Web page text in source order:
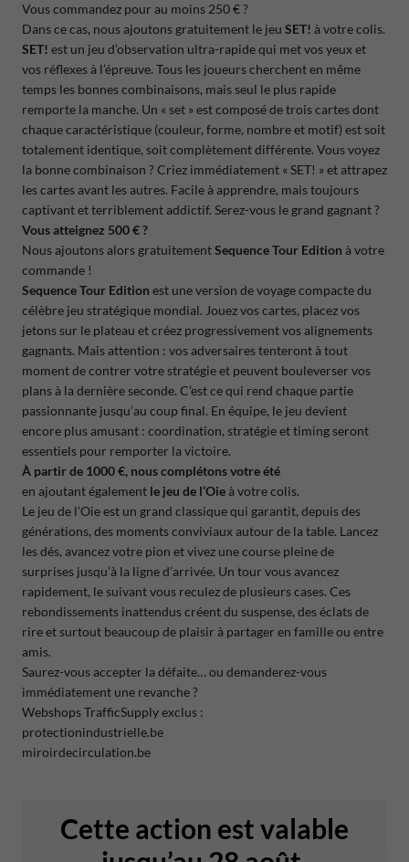
Vous commandez pour au moins 250 € ?
Dans ce cas, nous ajoutons gratuitement le jeu SET! à votre colis.
SET! est un jeu d’observation ultra-rapide qui met vos yeux et
vos réflexes à l’épreuve. Tous les joueurs cherchent en même
temps les bonnes combinaisons, mais seul le plus rapide
remporte la manche. Un « set » est composé de trois cartes dont
chaque caractéristique (couleur, forme, nombre et motif) est soit
totalement identique, soit complètement différente. Vous voyez
la bonne combinaison ? Criez immédiatement « SET! » et attrapez
les cartes avant les autres. Facile à apprendre, mais toujours
captivant et terriblement addictif. Serez-vous le grand gagnant ?
Vous atteignez 500 € ?
Nous ajoutons alors gratuitementSequence Tour Edition à votre
commande !
Sequence Tour Edition est une version de voyage compacte du
célèbre jeu stratégique mondial. Jouez vos cartes, placez vos
jetons sur le plateau et créez progressivement vos alignements
gagnants. Mais attention : vos adversaires tenteront à tout
moment de contrer votre stratégie et peuvent bouleverser vos
plans à la dernière seconde. C’est ce qui rend chaque partie
passionnante jusqu’au coup final. En équipe, le jeu devient
encore plus amusant : coordination, stratégie et timing seront
essentiels pour remporter la victoire.
À partir de 1000 €, nous complétons votre été
en ajoutant également le jeu de l’Oieà votre colis.
Le jeu de l’Oie est un grand classique qui garantit, depuis des
générations, des moments conviviaux autour de la table. Lancez
les dés, avancez votre pion et vivez une course pleine de
surprises jusqu’à la ligne d’arrivée. Un tour vous avancez
rapidement, le suivant vous reculez de plusieurs cases. Ces
rebondissements inattendus créent du suspense, des éclats de
rire et surtout beaucoup de plaisir à partager en famille ou entre
amis.
Saurez-vous accepter la défaite… ou demanderez-vous
immédiatement une revanche ?
Webshops TrafficSupply exclus :
protectionindustrielle.be
miroirdecirculation.be
Cette action est valable